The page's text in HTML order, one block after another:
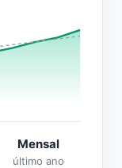
Mensal
último ano